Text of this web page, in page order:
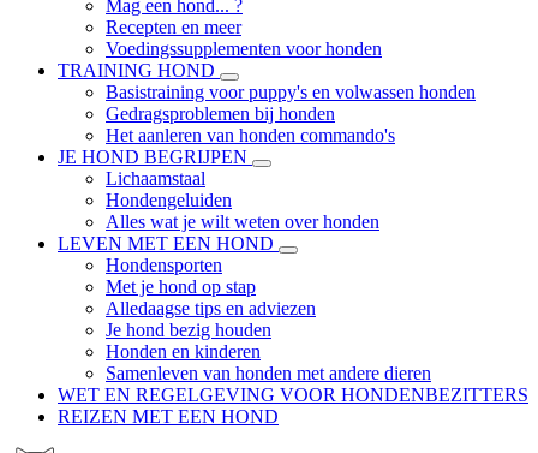
Mag een hond... ?
Recepten en meer
Voedingssupplementen voor honden
TRAINING HOND
Basistraining voor puppy's en volwassen honden
Gedragsproblemen bij honden
Het aanleren van honden commando's
JE HOND BEGRIJPEN
Lichaamstaal
Hondengeluiden
Alles wat je wilt weten over honden
LEVEN MET EEN HOND
Hondensporten
Met je hond op stap
Alledaagse tips en adviezen
Je hond bezig houden
Honden en kinderen
Samenleven van honden met andere dieren
WET EN REGELGEVING VOOR HONDENBEZITTERS
REIZEN MET EEN HOND